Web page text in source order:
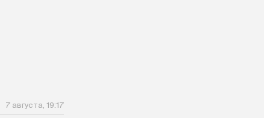
7 августа, 19:17